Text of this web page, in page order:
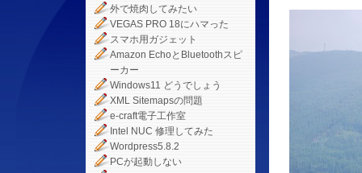
外で焼肉してみたい
VEGAS PRO 18にハマった
スマホ用ガジェット
Amazon EchoとBluetoothスピ
ーカー
Windows11 どうでしょう
XML Sitemapsの問題
e-craft電子工作室
Intel NUC 修理してみた
Wordpress5.8.2
PCが起動しない